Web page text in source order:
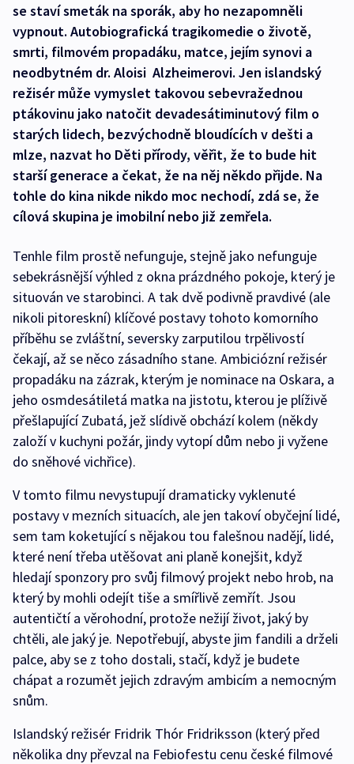
se staví smeták na sporák, aby ho nezapomněli
vypnout. Autobiografická tragikomedie o životě,
smrti, filmovém propadáku, matce, jejím synovi a
neodbytném dr. Aloisi Alzheimerovi. Jen islandský
režisér může vymyslet takovou sebevražednou
ptákovinu jako natočit devadesátiminutový film o
starých lidech, bezvýchodně bloudících v dešti a
mlze, nazvat ho Děti přírody, věřit, že to bude hit
starší generace a čekat, že na něj někdo přijde. Na
tohle do kina nikde nikdo moc nechodí, zdá se, že
cílová skupina je imobilní nebo již zemřela.
Tenhle film prostě nefunguje, stejně jako nefunguje
sebekrásnější výhled z okna prázdného pokoje, který je
situován ve starobinci. A tak dvě podivně pravdivé (ale
nikoli pitoreskní) klíčové postavy tohoto komorního
příběhu se zvláštní, seversky zarputilou trpělivostí
čekají, až se něco zásadního stane. Ambiciózní režisér
propadáku na zázrak, kterým je nominace na Oskara, a
jeho osmdesátiletá matka na jistotu, kterou je plíživě
přešlapující Zubatá, jež slídivě obchází kolem (někdy
založí v kuchyni požár, jindy vytopí dům nebo ji vyžene
do sněhové vichřice).
V tomto filmu nevystupují dramaticky vyklenuté
postavy v mezních situacích, ale jen takoví obyčejní lidé,
sem tam koketující s nějakou tou falešnou nadějí, lidé,
které není třeba utěšovat ani planě konejšit, když
hledají sponzory pro svůj filmový projekt nebo hrob, na
který by mohli odejít tiše a smířlivě zemřít. Jsou
autentičtí a věrohodní, protože nežijí život, jaký by
chtěli, ale jaký je. Nepotřebují, abyste jim fandili a drželi
palce, aby se z toho dostali, stačí, když je budete
chápat a rozumět jejich zdravým ambicím a nemocným
snům.
Islandský režisér Fridrik Thór Fridriksson (který před
několika dny převzal na Febiofestu cenu české filmové